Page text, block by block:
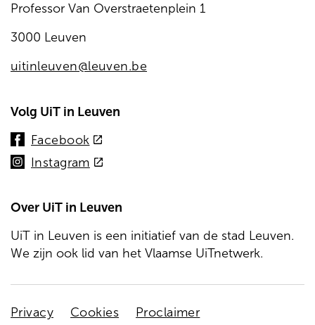
Professor Van Overstraetenplein 1
3000 Leuven
uitinleuven@leuven.be
Volg UiT in Leuven
Facebook (externe
link)
Instagram(externe
Over UiT in Leuven
UiT in Leuven is een initiatief van de stad Leuven.
We zijn ook lid van het Vlaamse UiTnetwerk.
Stadleuven
Privacy Cookies Proclaimer